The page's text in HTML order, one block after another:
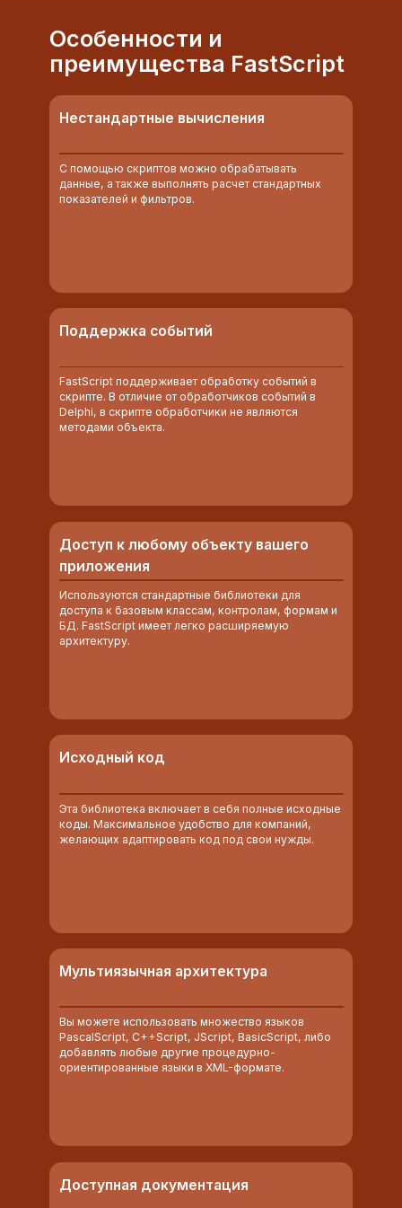
Особенности и
преимущества FastScript
Нестандартные вычисления
С помощью скриптов можно обрабатывать
данные, а также выполнять расчет стандартных
показателей и фильтров.
Поддержка событий
FastScript поддерживает обработку событий в
скрипте. В отличие от обработчиков событий в
Delphi, в скрипте обработчики не являются
методами объекта.
Доступ к любому объекту вашего
приложения
Используются стандартные библиотеки для
доступа к базовым классам, контролам, формам и
БД. FastScript имеет легко расширяемую
архитектуру.
Исходный код
Эта библиотека включает в себя полные исходные
коды. Максимальное удобство для компаний,
желающих адаптировать код под свои нужды.
Мультиязычная архитектура
Вы можете использовать множество языков
PascalScript, C++Script, JScript, BasicScript, либо
добавлять любые другие процедурно-
ориентированные языки в XML-формате.
Доступная документация